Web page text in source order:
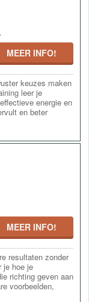
MEER INFO!
keuzes maken
leer je
energie en
en beter
MEER INFO!
resultaten zonder
je hoe je
richting geven aan
voorbeelden,